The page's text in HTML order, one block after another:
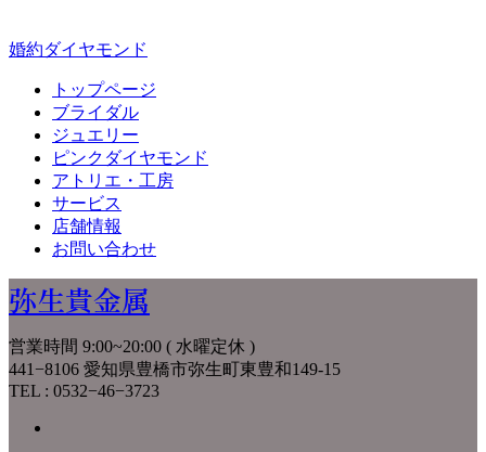
婚約ダイヤモンド
トップページ
ブライダル
ジュエリー
ピンクダイヤモンド
アトリエ・工房
サービス
店舗情報
お問い合わせ
弥生貴金属
営業時間 9:00~20:00 ( 水曜定休 )
441−8106 愛知県豊橋市弥生町東豊和149-15
TEL : 0532−46−3723